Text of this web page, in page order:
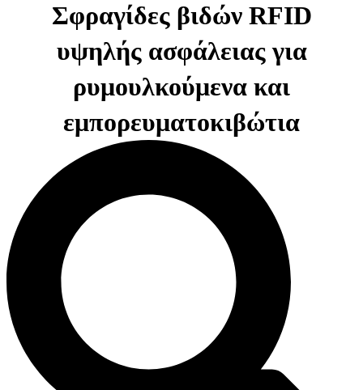
Σφραγίδες βιδών RFID
υψηλής ασφάλειας για
ρυμουλκούμενα και
εμπορευματοκιβώτια